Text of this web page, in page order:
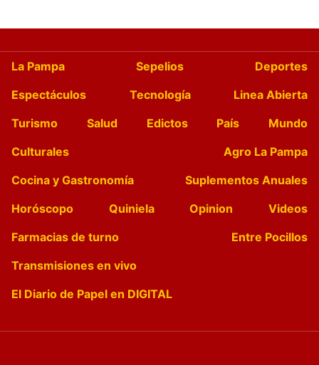
La Pampa Sepelios
Deportes
Espectáculos
Tecnología
Linea Abierta
Turismo
Salud Edictos País
Mundo
Culturales
Agro La Pampa
Cocina y Gastronomía
Suplementos Anuales
Horóscopo
Quiniela Opinion
Videos
Farmacias de turno
Entre Pocillos
Transmisiones en vivo
El Diario de Papel en DIGITAL